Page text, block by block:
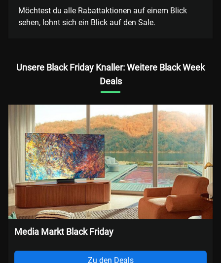
Möchtest du alle Rabattaktionen auf einem Blick
sehen, lohnt sich ein Blick auf den Sale.
Unsere Black Friday Knaller: Weitere Black Week
Deals
Media Markt Black Friday
Zu den Deals